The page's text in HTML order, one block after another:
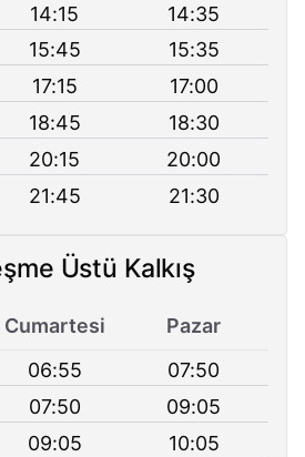
14:15
14:35
15:45
15:35
17:15
17:00
18:45
18:30
20:15
20:00
21:45 21:30
Üstü Kalkış
Cumartesi
Pazar
06:55
07:50
07:50
09:05
09:05
10:05